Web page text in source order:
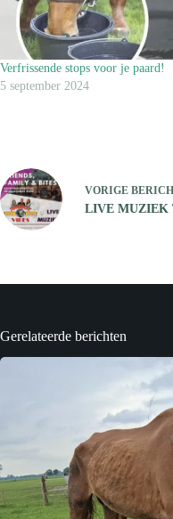
Verfrissende stops voor je paard!
5 september 2024
VORIGE
LIVE MUZIEK
Gerelateerde berichten